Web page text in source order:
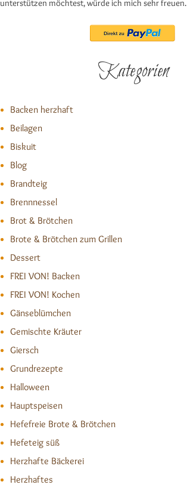
unterstützen möchtest, würde ich mich sehr freuen.
Kategorien
Backen herzhaft
Beilagen
Biskuit
Blog
Brandteig
Brennnessel
Brot & Brötchen
Brote & Brötchen zum Grillen
Dessert
FREI VON! Backen
FREI VON! Kochen
Gänseblümchen
Gemischte Kräuter
Giersch
Grundrezepte
Halloween
Hauptspeisen
Hefefreie Brote & Brötchen
Hefeteig süß
Herzhafte Bäckerei
Herzhaftes